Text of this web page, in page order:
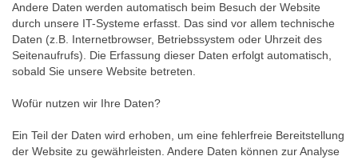
Andere Daten werden automatisch beim Besuch der Website
durch unsere IT-Systeme erfasst. Das sind vor allem technische
Daten (z.B. Internetbrowser, Betriebssystem oder Uhrzeit des
Seitenaufrufs). Die Erfassung dieser Daten erfolgt automatisch,
sobald Sie unsere Website betreten.
Wofür nutzen wir Ihre Daten?
Ein Teil der Daten wird erhoben, um eine fehlerfreie Bereitstellung
der Website zu gewährleisten. Andere Daten können zur Analyse